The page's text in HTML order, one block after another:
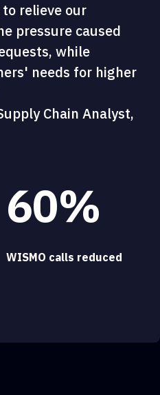
relieve our
pressure caused
while
needs for higher
Chain Analyst,
60%
WISMO calls reduced